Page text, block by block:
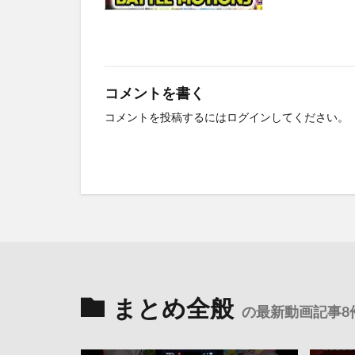
コメントを書く
コメントを投稿するにはログイン してください。
まとめ全般 の最新動画記事8